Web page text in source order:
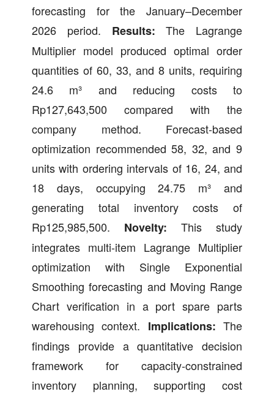
forecasting for the January–December
2026 period. Results: The Lagrange
Multiplier model produced optimal order
quantities of 60, 33, and 8 units, requiring
24.6 m³ and reducing costs to
Rp127,643,500 compared with the
company method. Forecast-based
optimization recommended 58, 32, and 9
units with ordering intervals of 16, 24, and
18 days, occupying 24.75 m³ and
generating total inventory costs of
Rp125,985,500. Novelty: This study
integrates multi-item Lagrange Multiplier
optimization with Single Exponential
Smoothing forecasting and Moving Range
Chart verification in a port spare parts
warehousing context. Implications: The
findings provide a quantitative decision
framework for capacity-constrained
inventory planning, supporting cost